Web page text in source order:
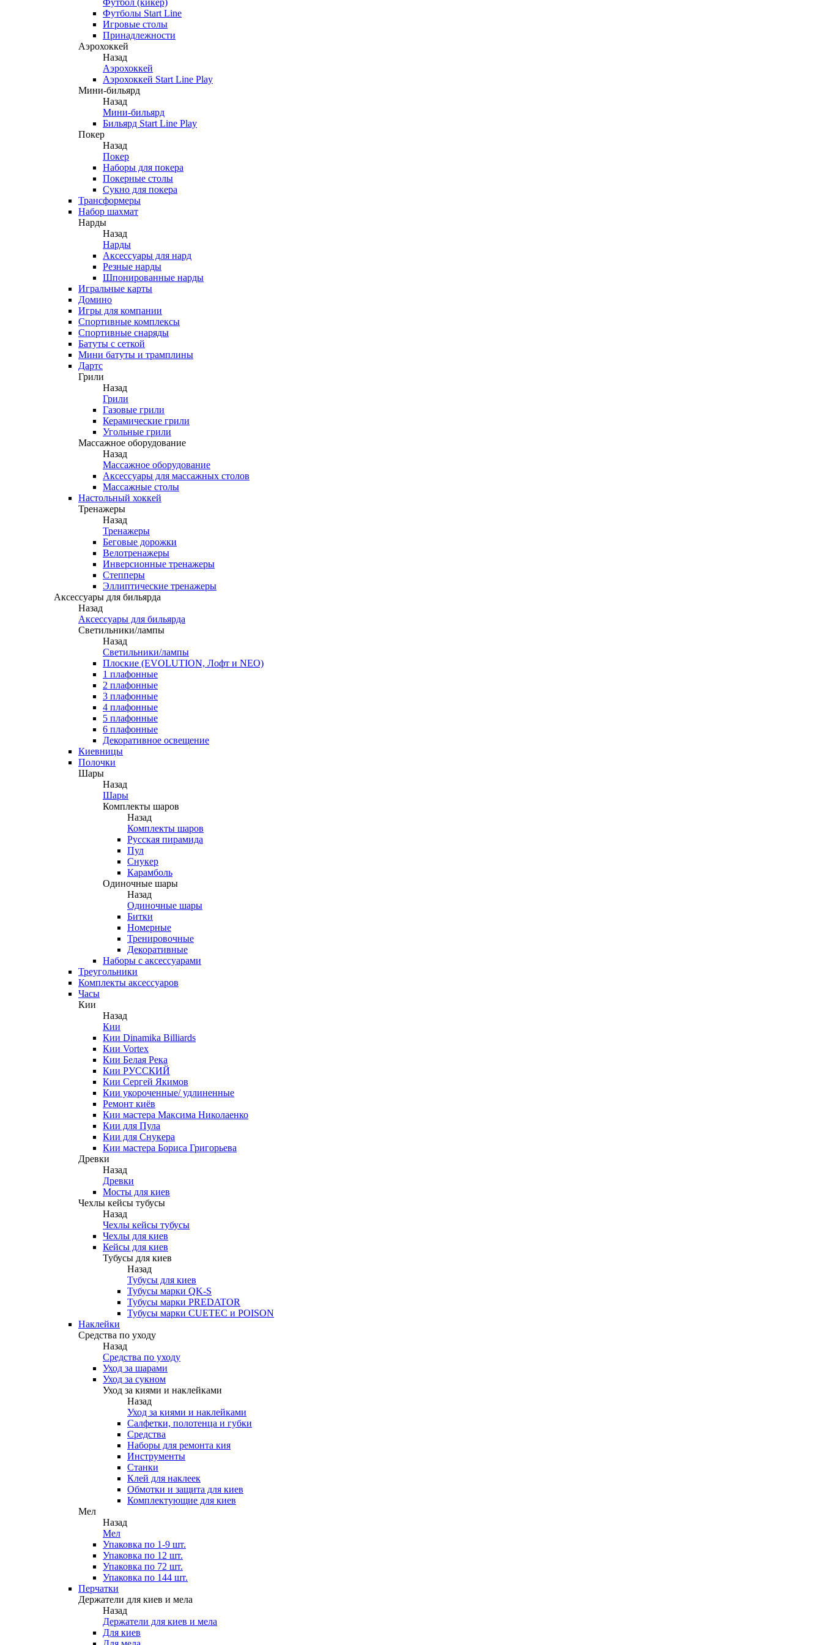
Футбол (кикер)
Футболы Start Line
Игровые столы
Принадлежности
Аэрохоккей
Назад
Аэрохоккей
Аэрохоккей Start Line Play
Мини-бильярд
Назад
Мини-бильярд
Бильярд Start Line Play
Покер
Назад
Покер
Наборы для покера
Покерные столы
Сукно для покера
Трансформеры
Набор шахмат
Нарды
Назад
Нарды
Аксессуары для нард
Резные нарды
Шпонированные нарды
Игральные карты
Домино
Игры для компании
Спортивные комплексы
Спортивные снаряды
Батуты с сеткой
Мини батуты и трамплины
Дартс
Грили
Назад
Грили
Газовые грили
Керамические грили
Угольные грили
Массажное оборудование
Назад
Массажное оборудование
Аксессуары для массажных столов
Массажные столы
Настольный хоккей
Тренажеры
Назад
Тренажеры
Беговые дорожки
Велотренажеры
Инверсионные тренажеры
Степперы
Эллиптические тренажеры
Аксессуары для бильярда
Назад
Аксессуары для бильярда
Светильники/лампы
Назад
Светильники/лампы
Плоские (EVOLUTION, Лофт и NEO)
1 плафонные
2 плафонные
3 плафонные
4 плафонные
5 плафонные
6 плафонные
Декоративное освещение
Киевницы
Полочки
Шары
Назад
Шары
Комплекты шаров
Назад
Комплекты шаров
Русская пирамида
Пул
Снукер
Карамболь
Одиночные шары
Назад
Одиночные шары
Битки
Номерные
Тренировочные
Декоративные
Наборы с аксессуарами
Треугольники
Комплекты аксессуаров
Часы
Кии
Назад
Кии
Кии Dinamika Billiards
Кии Vortex
Кии Белая Река
Кии РУССКИЙ
Кии Сергей Якимов
Кии укороченные/ удлиненные
Ремонт киёв
Кии мастера Максима Николаенко
Кии для Пула
Кии для Снукера
Кии мастера Бориса Григорьева
Древки
Назад
Древки
Мосты для киев
Чехлы кейсы тубусы
Назад
Чехлы кейсы тубусы
Чехлы для киев
Кейсы для киев
Тубусы для киев
Назад
Тубусы для киев
Тубусы марки QK-S
Тубусы марки PREDATOR
Тубусы марки CUETEC и POISON
Наклейки
Средства по уходу
Назад
Средства по уходу
Уход за шарами
Уход за сукном
Уход за киями и наклейками
Назад
Уход за киями и наклейками
Салфетки, полотенца и губки
Средства
Наборы для ремонта кия
Инструменты
Станки
Клей для наклеек
Обмотки и защита для киев
Комплектующие для киев
Мел
Назад
Мел
Упаковка по 1-9 шт.
Упаковка по 12 шт.
Упаковка по 72 шт.
Упаковка по 144 шт.
Перчатки
Держатели для киев и мела
Назад
Держатели для киев и мела
Для киев